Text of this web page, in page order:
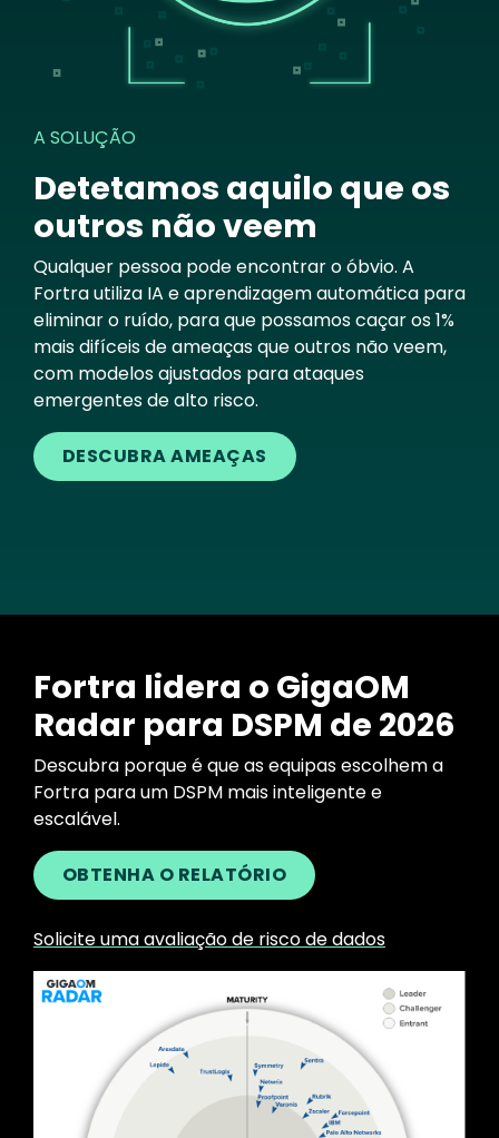
A SOLUÇÃO
Detetamos aquilo que os
outros não veem
Qualquer pessoa pode encontrar o óbvio. A
Fortra utiliza IA e aprendizagem automática para
eliminar o ruído, para que possamos caçar os 1%
mais difíceis de ameaças que outros não veem,
com modelos ajustados para ataques
emergentes de alto risco.
DESCUBRA AMEAÇAS
Fortra lidera o GigaOM
Radar para DSPM de 2026
Descubra porque é que as equipas escolhem a
Fortra para um DSPM mais inteligente e
escalável.
OBTENHA O RELATÓRIO
Solicite uma avaliação de risco de dados
Image